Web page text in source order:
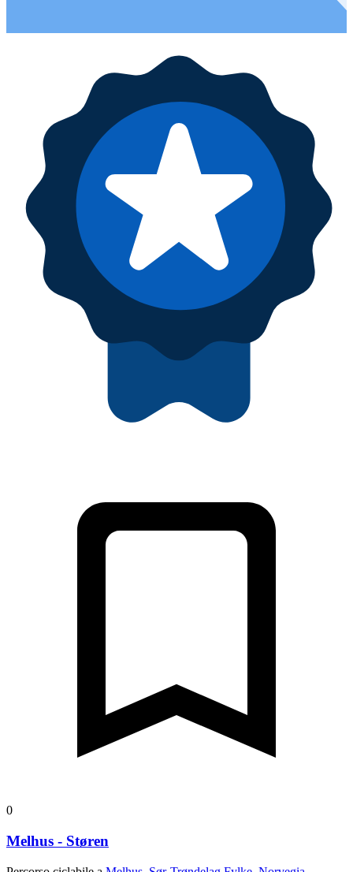
0
Melhus - Støren